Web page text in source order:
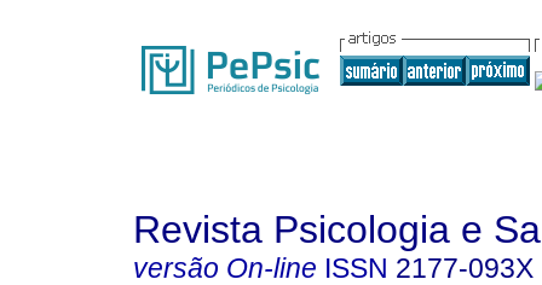
Revista Psicologia e
versão On-line ISSN 2177-093X